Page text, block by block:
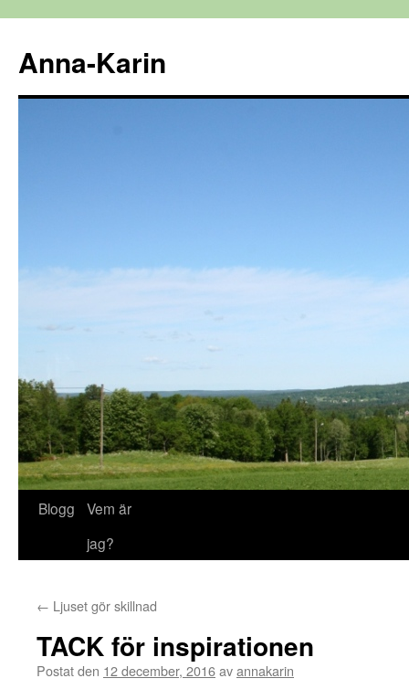
innehåll
Anna-Karin
Blogg
Vem är
jag?
← Ljuset gör skillnad
TACK för inspirationen
Postat den 12 december, 2016avannakarin